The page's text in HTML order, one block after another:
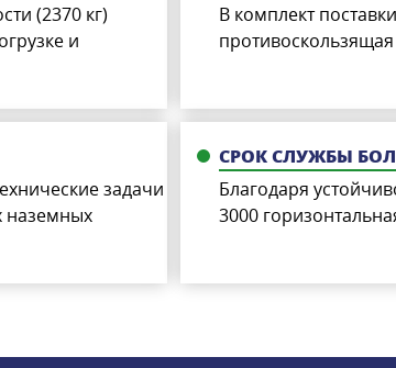
(2370 кг)
и
В комплект
задачи
наземных
СРОК СЛУЖБЫ
Благодаря
3000